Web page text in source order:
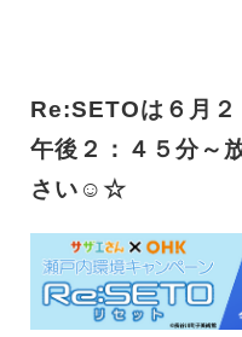
Re:SETOは６月２
午後２：４５分～
さい☺☆